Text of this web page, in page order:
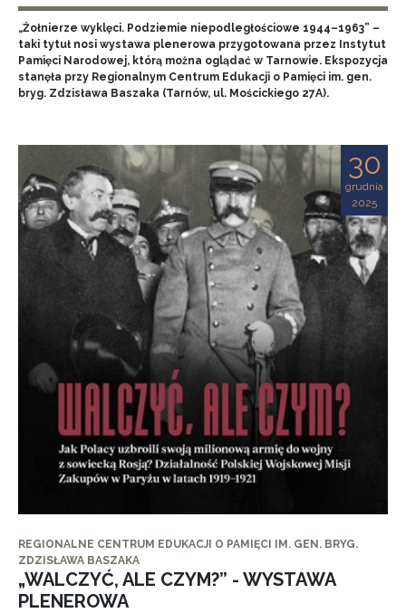
„Żołnierze wyklęci. Podziemie niepodległościowe 1944–1963” –
taki tytuł nosi wystawa plenerowa przygotowana przez Instytut
Pamięci Narodowej, którą można oglądać w Tarnowie. Ekspozycja
stanęła przy Regionalnym Centrum Edukacji o Pamięci im. gen.
bryg. Zdzisława Baszaka (Tarnów, ul. Mościckiego 27A).
30
grudnia
2025
REGIONALNE CENTRUM EDUKACJI O PAMIĘCI IM. GEN. BRYG.
ZDZISŁAWA BASZAKA
„WALCZYĆ, ALE CZYM?” - WYSTAWA
PLENEROWA